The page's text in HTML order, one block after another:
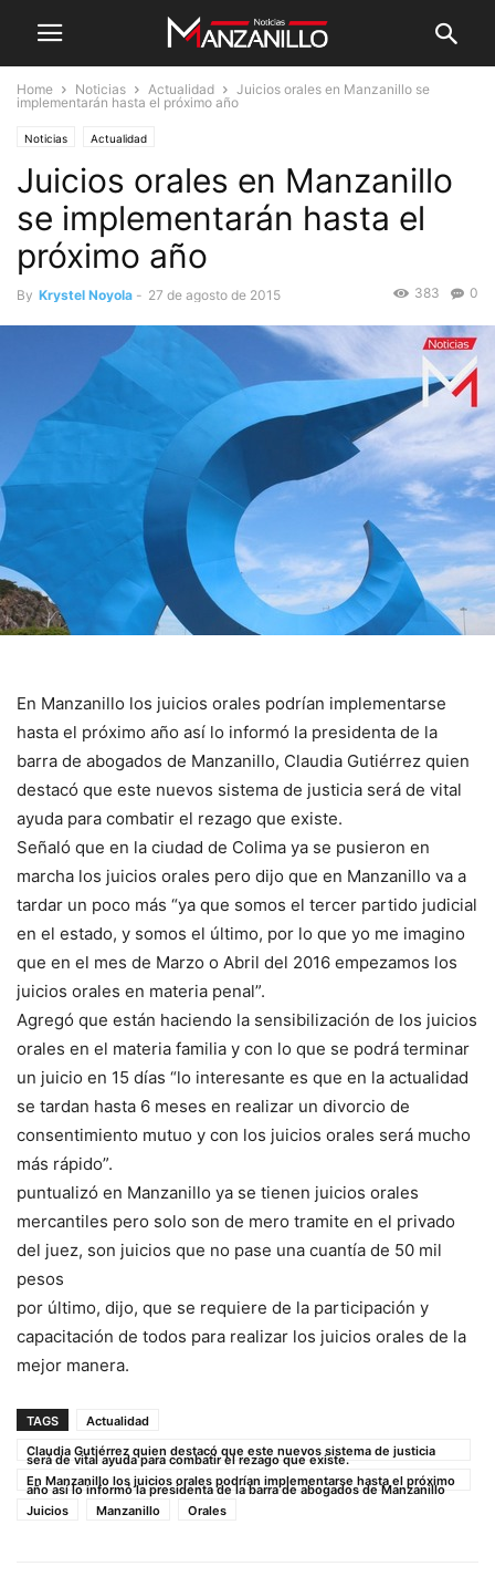
Home Noticias Actualidad
Juicios orales en Manzanillo se
implementarán hasta el próximo año
Noticias Actualidad
Juicios orales en Manzanillo
se implementarán hasta el
próximo año
By Krystel Noyola - 27 de agosto de 2015 0
383
En Manzanillo los juicios orales podrían implementarse
hasta el próximo año así lo informó la presidenta de la
barra de abogados de Manzanillo, Claudia Gutiérrez quien
destacó que este nuevos sistema de justicia será de vital
ayuda para combatir el rezago que existe.
Señaló que en la ciudad de Colima ya se pusieron en
marcha los juicios orales pero dijo que en Manzanillo va a
tardar un poco más “ya que somos el tercer partido judicial
en el estado, y somos el último, por lo que yo me imagino
que en el mes de Marzo o Abril del 2016 empezamos los
juicios orales en materia penal”.
Agregó que están haciendo la sensibilización de los juicios
orales en el materia familia y con lo que se podrá terminar
un juicio en 15 días “lo interesante es que en la actualidad
se tardan hasta 6 meses en realizar un divorcio de
consentimiento mutuo y con los juicios orales será mucho
más rápido”.
puntualizó en Manzanillo ya se tienen juicios orales
mercantiles pero solo son de mero tramite en el privado
del juez, son juicios que no pase una cuantía de 50 mil
pesos
por último, dijo, que se requiere de la participación y
capacitación de todos para realizar los juicios orales de la
mejor manera.
TAGS
Actualidad
Claudia Gutiérrez quien destacó que este nuevos sistema de justicia
será de vital ayuda para combatir el rezago que existe.
En Manzanillo los juicios orales podrían implementarse hasta el próximo
año así lo informó la presidenta de la barra de abogados de Manzanillo
Juicios
Manzanillo Orales